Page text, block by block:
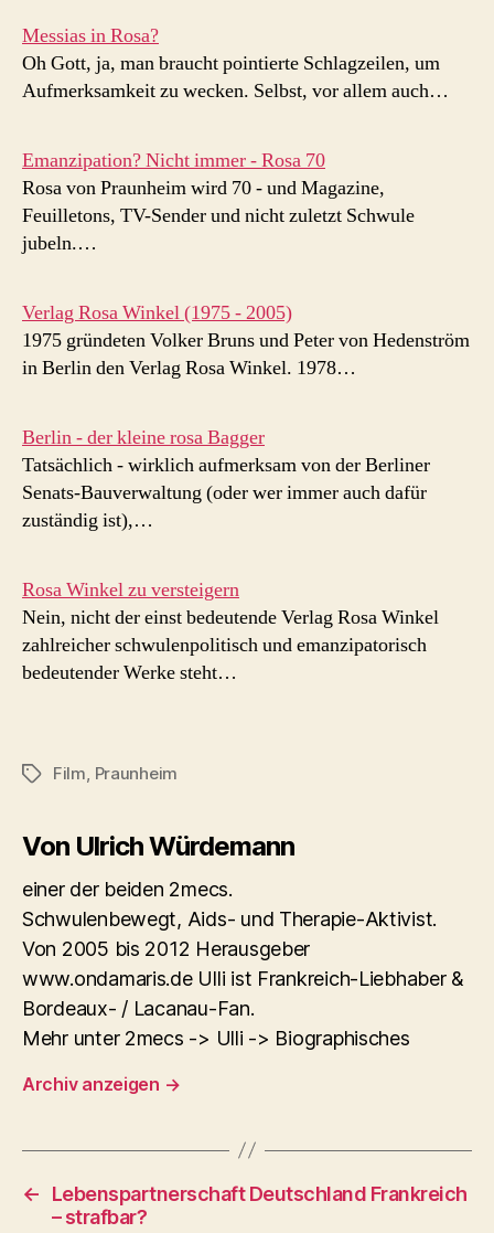
Messias in Rosa?
Oh Gott, ja, man braucht pointierte Schlagzeilen, um
Aufmerksamkeit zu wecken. Selbst, vor allem auch…
Emanzipation? Nicht immer - Rosa 70
Rosa von Praunheim wird 70 - und Magazine,
Feuilletons, TV-Sender und nicht zuletzt Schwule
jubeln.…
Verlag Rosa Winkel (1975 - 2005)
1975 gründeten Volker Bruns und Peter von Hedenström
in Berlin den Verlag Rosa Winkel. 1978…
Berlin - der kleine rosa Bagger
Tatsächlich - wirklich aufmerksam von der Berliner
Senats-Bauverwaltung (oder wer immer auch dafür
zuständig ist),…
Rosa Winkel zu versteigern
Nein, nicht der einst bedeutende Verlag Rosa Winkel
zahlreicher schwulenpolitisch und emanzipatorisch
bedeutender Werke steht…
Schlagwörter
Film Praunheim
Von Ulrich Würdemann
einer der beiden 2mecs.
Schwulenbewegt, Aids- und Therapie-Aktivist.
Von 2005 bis 2012 Herausgeber
www.ondamaris.de Ulli ist Frankreich-Liebhaber &
Bordeaux- / Lacanau-Fan.
Mehr unter 2mecs -> Ulli -> Biographisches
Archiv anzeigen →
←
Lebenspartnerschaft Deutschland Frankreich
– strafbar?